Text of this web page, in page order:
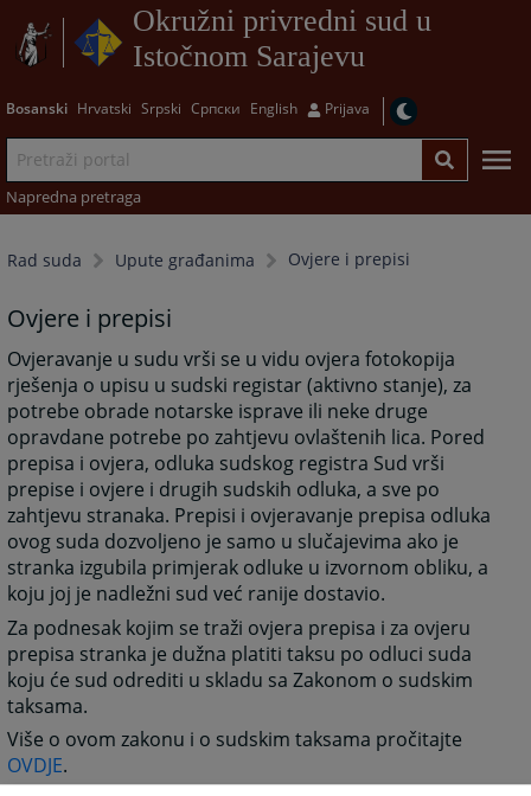
Okružni privredni sud u
Istočnom Sarajevu
Bosanski Hrvatski Srpski Српски English Prijava
Napredna pretraga
Rad suda Upute građanima Ovjere i prepisi
Ovjere i prepisi
Ovjeravanje u sudu vrši se u vidu ovjera fotokopija
rješenja o upisu u sudski registar (aktivno stanje), za
potrebe obrade notarske isprave ili neke druge
opravdane potrebe po zahtjevu ovlaštenih lica. Pored
prepisa i ovjera, odluka sudskog registra Sud vrši
prepise i ovjere i drugih sudskih odluka, a sve po
zahtjevu stranaka. Prepisi i ovjeravanje prepisa odluka
ovog suda dozvoljeno je samo u slučajevima ako je
stranka izgubila primjerak odluke u izvornom obliku, a
koju joj je nadležni sud već ranije dostavio.
Za podnesak kojim se traži ovjera prepisa i za ovjeru
prepisa stranka je dužna platiti taksu po odluci suda
koju će sud odrediti u skladu sa Zakonom o sudskim
taksama.
Više o ovom zakonu i o sudskim taksama pročitajte
OVDJE.